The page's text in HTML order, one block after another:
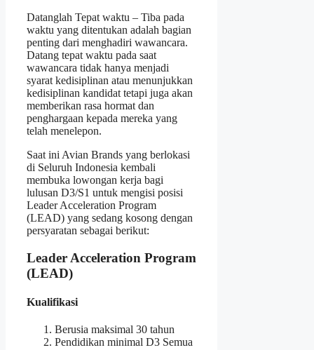
Datanglah Tepat waktu – Tiba pada
waktu yang ditentukan adalah bagian
penting dari menghadiri wawancara.
Datang tepat waktu pada saat
wawancara tidak hanya menjadi
syarat kedisiplinan atau menunjukkan
kedisiplinan kandidat tetapi juga akan
memberikan rasa hormat dan
penghargaan kepada mereka yang
telah menelepon.
Saat ini Avian Brands yang berlokasi
di Seluruh Indonesia kembali
membuka lowongan kerja bagi
lulusan D3/S1 untuk mengisi posisi
Leader Acceleration Program
(LEAD) yang sedang kosong dengan
persyaratan sebagai berikut:
Leader Acceleration Program
(LEAD)
Kualifikasi
Berusia maksimal 30 tahun
Pendidikan minimal D3 Semua